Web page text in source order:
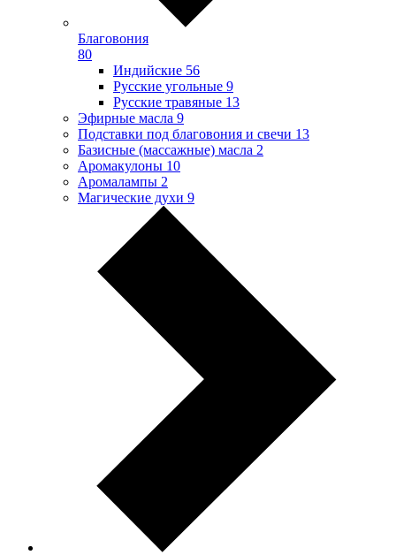
Благовония
80
Индийские 56
Русские угольные 9
Русские травяные 13
Эфирные масла 9
Подставки под благовония и свечи 13
Базисные (массажные) масла 2
Аромакулоны 10
Аромалампы 2
Магические духи 9